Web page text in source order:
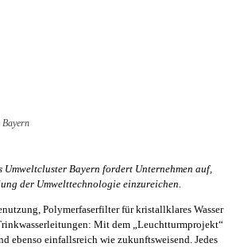
Umweltcluster Bayern fordert Unternehmen auf,
der Umwelttechnologie einzureichen.
Polymerfaserfilter für kristallklares Wasser
Mit dem „Leuchtturmprojekt“
ebenso einfallsreich wie zukunftsweisend. Jedes